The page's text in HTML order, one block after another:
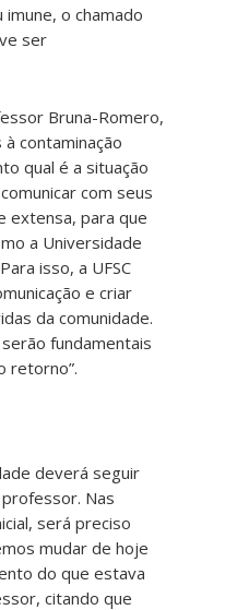
o chamado
ser
Bruna-Romero,
contaminação
qual é a situação
com seus
extensa, para que
a Universidade
isso, a UFSC
e criar
da comunidade.
fundamentais
retorno”.
deverá seguir
Nas
será preciso
mudar de hoje
do que estava
citando que